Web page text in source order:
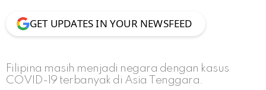
GET UPDATES IN YOUR NEWSFEED
Filipina masih menjadi negara dengan kasus
COVID-19 terbanyak di Asia Tenggara.